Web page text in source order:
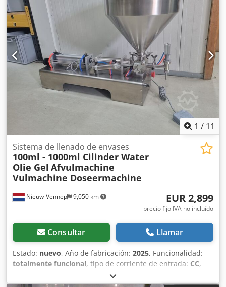
1 / 11
Nieuw-Vennep 9,050 km
Sistema de llenado de envases
100ml - 1000ml Cilinder Water
Olie Gel Afvulmachine
Vulmachine Doseermachine
EUR 2,899
precio fijo IVA no incluído
Consultar Llamar
Estado: nuevo, Año de fabricación: 2025, Funcionalidad:
totalmente funcional, tipo de corriente de entrada: CC,
24 meses
comprimido:2 bar, peso total:20 kg, peso de llenado